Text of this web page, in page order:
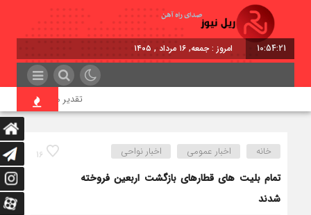
10:54:21 امروز : جمعه, ۱۶ مرداد , ۱۴۰۵
تقدیر معاون اول
16 خانه اخبار عمومی اخبار نواحی
تمام بلیت های قطارهای بازگشت اربعین فروخته
شدند